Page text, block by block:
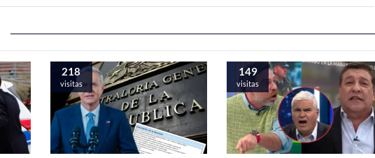
218
visitas
149
visitas